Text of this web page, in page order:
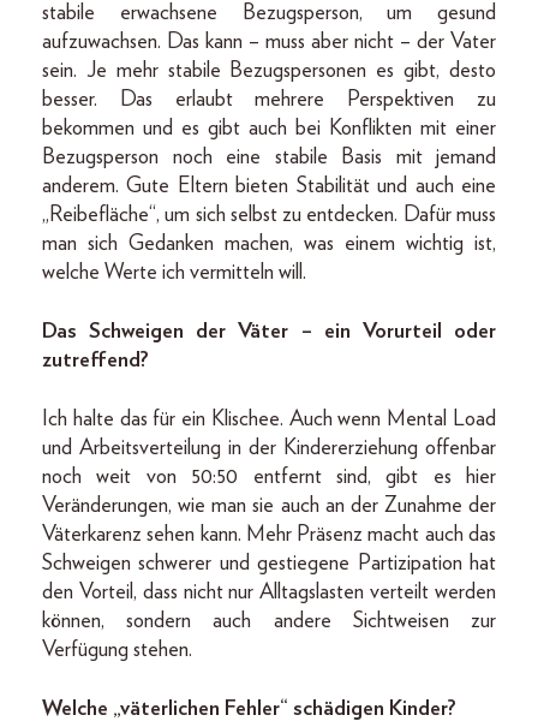
stabile erwachsene Bezugsperson, um gesund
aufzuwachsen. Das kann – muss aber nicht – der Vater
sein. Je mehr stabile Bezugspersonen es gibt, desto
besser. Das erlaubt mehrere Perspektiven zu
bekommen und es gibt auch bei Konflikten mit einer
Bezugsperson noch eine stabile Basis mit jemand
anderem. Gute Eltern bieten Stabilität und auch eine
„Reibefläche“, um sich selbst zu entdecken. Dafür muss
man sich Gedanken machen, was einem wichtig ist,
welche Werte ich vermitteln will.
Das Schweigen der Väter – ein Vorurteil oder
zutreffend?
Ich halte das für ein Klischee. Auch wenn Mental Load
und Arbeitsverteilung in der Kindererziehung offenbar
noch weit von 50:50 entfernt sind, gibt es hier
Veränderungen, wie man sie auch an der Zunahme der
Väterkarenz sehen kann. Mehr Präsenz macht auch das
Schweigen schwerer und gestiegene Partizipation hat
den Vorteil, dass nicht nur Alltagslasten verteilt werden
können, sondern auch andere Sichtweisen zur
Verfügung stehen.
Welche „väterlichen Fehler“ schädigen Kinder?